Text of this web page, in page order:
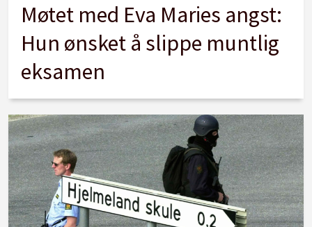
Møtet med Eva Maries angst:
Hun ønsket å slippe muntlig
eksamen